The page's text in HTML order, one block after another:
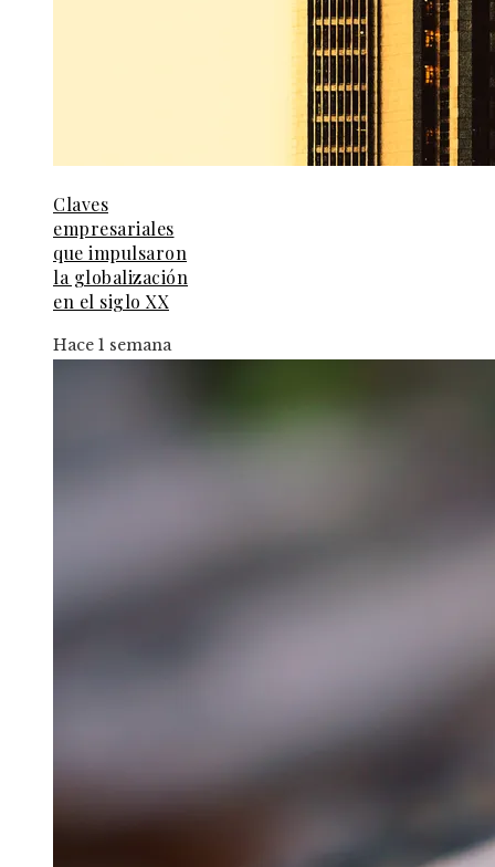
Claves
empresariales
que impulsaron
la globalización
en el siglo XX
Hace 1 semana